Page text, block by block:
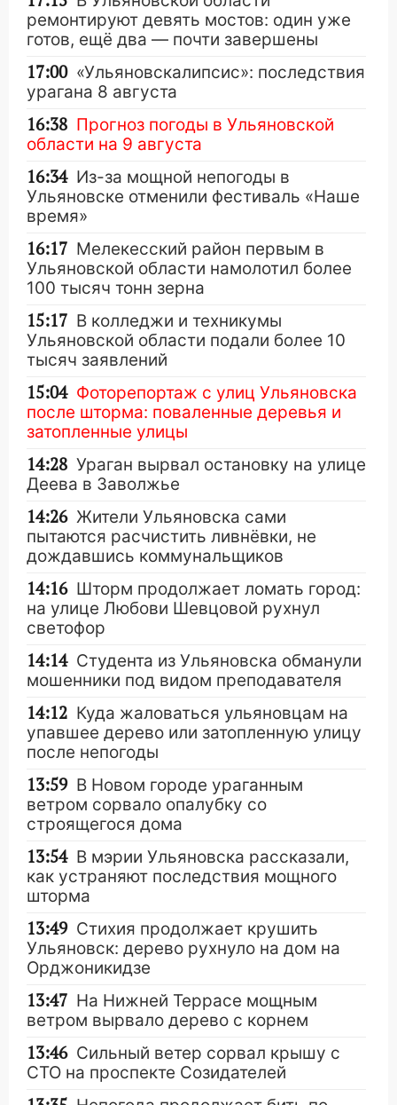
ремонтируют девять мостов: один уже
готов, ещё два — почти завершены
17:00 «Ульяновскалипсис»: последствия
урагана 8 августа
16:38 Прогноз погоды в Ульяновской
области на 9 августа
16:34 Из-за мощной непогоды в
Ульяновске отменили фестиваль «Наше
время»
16:17 Мелекесский район первым в
Ульяновской области намолотил более
100 тысяч тонн зерна
15:17 В колледжи и техникумы
Ульяновской области подали более 10
тысяч заявлений
15:04 Фоторепортаж с улиц Ульяновска
после шторма: поваленные деревья и
затопленные улицы
14:28 Ураган вырвал остановку на улице
Деева в Заволжье
14:26 Жители Ульяновска сами
пытаются расчистить ливнёвки, не
дождавшись коммунальщиков
14:16 Шторм продолжает ломать город:
на улице Любови Шевцовой рухнул
светофор
14:14 Студента из Ульяновска обманули
мошенники под видом преподавателя
14:12 Куда жаловаться ульяновцам на
упавшее дерево или затопленную улицу
после непогоды
13:59 В Новом городе ураганным
ветром сорвало опалубку со
строящегося дома
13:54 В мэрии Ульяновска рассказали,
как устраняют последствия мощного
шторма
13:49 Стихия продолжает крушить
Ульяновск: дерево рухнуло на дом на
Орджоникидзе
13:47 На Нижней Террасе мощным
ветром вырвало дерево с корнем
13:46 Сильный ветер сорвал крышу с
СТО на проспекте Созидателей